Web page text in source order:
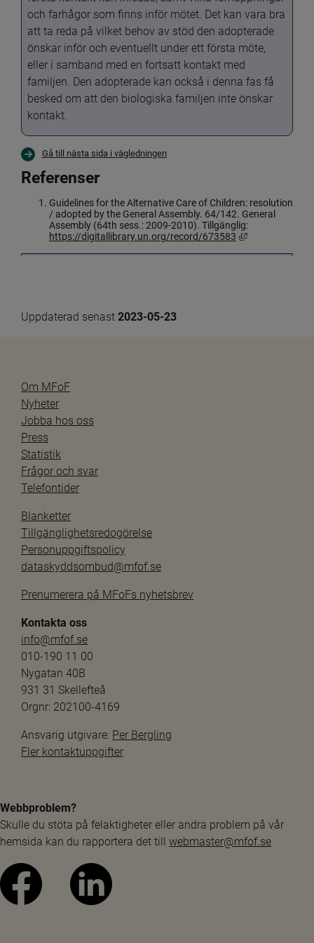
och farhågor som finns inför mötet. Det kan vara bra
att ta reda på vilket behov av stöd den adopterade
önskar inför och eventuellt under ett första möte,
eller i samband med en fortsatt kontakt med
familjen. Den adopterade kan också i denna fas få
besked om att den biologiska familjen inte önskar
kontakt.
Gå till nästa sida i vägledningen
Referenser
Guidelines for the Alternative Care of Children: resolution
/ adopted by the General Assembly. 64/142. General
https://digitallibrary.un.org/record/673583
Länk till annan
Uppdaterad senast 2023-05-23
Om MFoF
Nyheter
Jobba hos oss
Press
Statistik
Frågor och svar
Telefontider
Blanketter
Tillgänglighetsredogörelse
Personuppgiftspolicy
dataskyddsombud@mfof.se
Prenumerera på MFoFs nyhetsbrev
Kontakta oss
info@mfof.se
010-190 11 00
Nygatan 40B
931 31 Skellefteå
Orgnr: 202100-4169
Ansvarig utgivare: Per Bergling
Fler kontaktuppgifter
Webbproblem?
Skulle du stöta på felaktigheter eller andra problem på vår
hemsida kan du rapportera det till webmaster@mfof.se